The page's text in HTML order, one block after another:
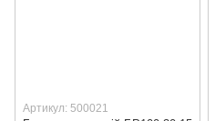
Артикул: 500021